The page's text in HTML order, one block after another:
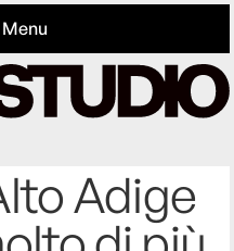
Menu
Adige